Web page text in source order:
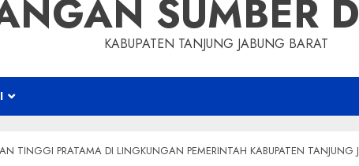
SUMBER
KABUPATEN TANJUNG JABUNG BARAT
TINGGI PRATAMA DI LINGKUNGAN PEMERINTAH KABUPATEN